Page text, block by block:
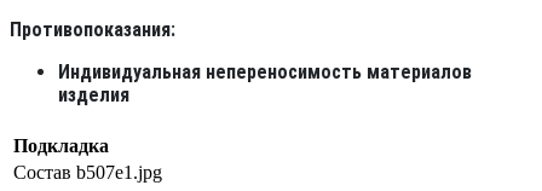
Противопоказания:
Индивидуальная непереносимость материалов
изделия
Подкладка
Состав b507e1.jpg